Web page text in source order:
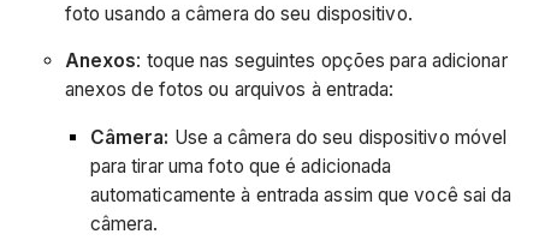
foto usando a câmera do seu dispositivo.
Anexos: toque nas seguintes opções para adicionar
anexos de fotos ou arquivos à entrada:
Câmera: Use a câmera do seu dispositivo móvel
para tirar uma foto que é adicionada
automaticamente à entrada assim que você sai da
câmera.